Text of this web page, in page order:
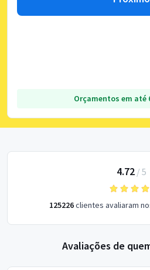
Orçamentos em até
4.72/ 5
125226clientes avaliaram
Avaliações de